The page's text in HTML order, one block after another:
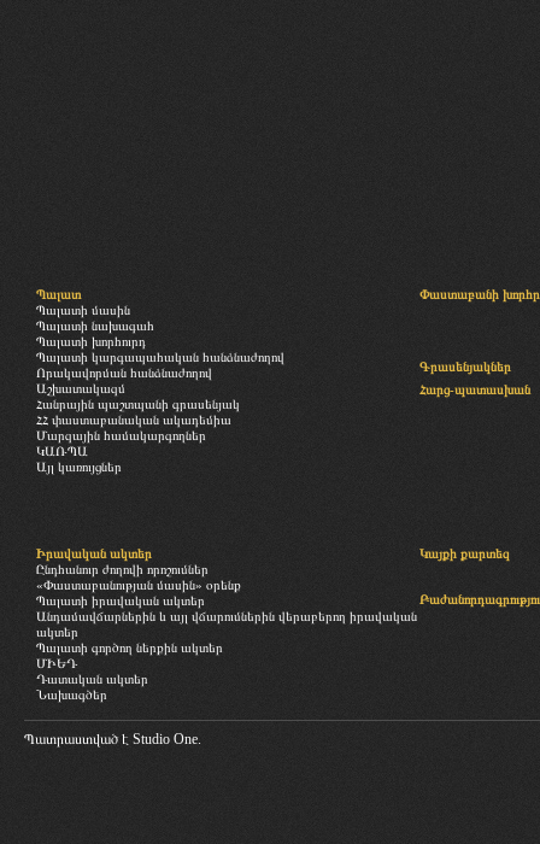
Պալատ
Պալատի մասին
Պալատի նախագահ
Պալատի խորհուրդ
Պալատի կարգապահական հանձնաժողով
Որակավորման հանձնաժողով
Աշխատակազմ
Հանրային պաշտպանի գրասենյակ
ՀՀ փաստաբանական ակադեմիա
Մարզային համակարգողներ
ԿԱՌՊԱ
Այլ կառույցներ
Փաստաբանի
Գրասենյակներ
Հարց-պատասխան
Իրավական ակտեր
Ընդհանուր ժողովի որոշումներ
«Փաստաբանության մասին» օրենք
Պալատի իրավական ակտեր
Անդամավճարներին և այլ վճարումներին վերաբերող իրավական
ակտեր
Պալատի գործող ներքին ակտեր
ՄԻԵԴ
Դատական ակտեր
Նախագծեր
Կայքի քարտեզ
Պատրաստված է Studio One.